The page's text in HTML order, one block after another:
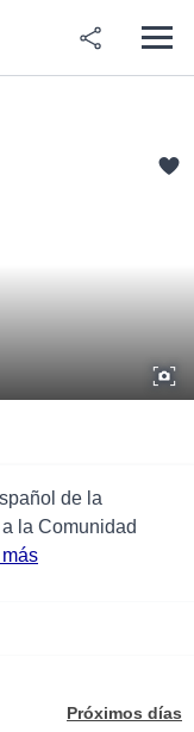
de la
la Comunidad
Próximos días